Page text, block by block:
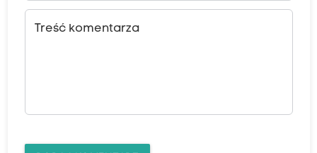
Treść komentarza